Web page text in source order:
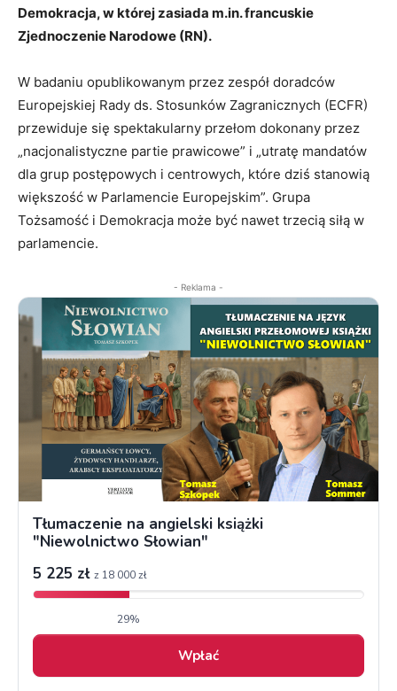
Demokracja, w której zasiada m.in. francuskie
Zjednoczenie Narodowe (RN).
W badaniu opublikowanym przez zespół doradców
Europejskiej Rady ds. Stosunków Zagranicznych (ECFR)
przewiduje się spektakularny przełom dokonany przez
„nacjonalistyczne partie prawicowe” i „utratę mandatów
dla grup postępowych i centrowych, które dziś stanowią
większość w Parlamencie Europejskim”. Grupa
Tożsamość i Demokracja może być nawet trzecią siłą w
parlamencie.
- Reklama -